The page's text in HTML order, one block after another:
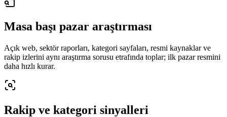
Masa başı pazar araştırması
Açık web, sektör raporları, kategori sayfaları, resmi kaynaklar ve
rakip izlerini aynı araştırma sorusu etrafında toplar; ilk pazar resmini
daha hızlı kurar.
Rakip ve kategori sinyalleri